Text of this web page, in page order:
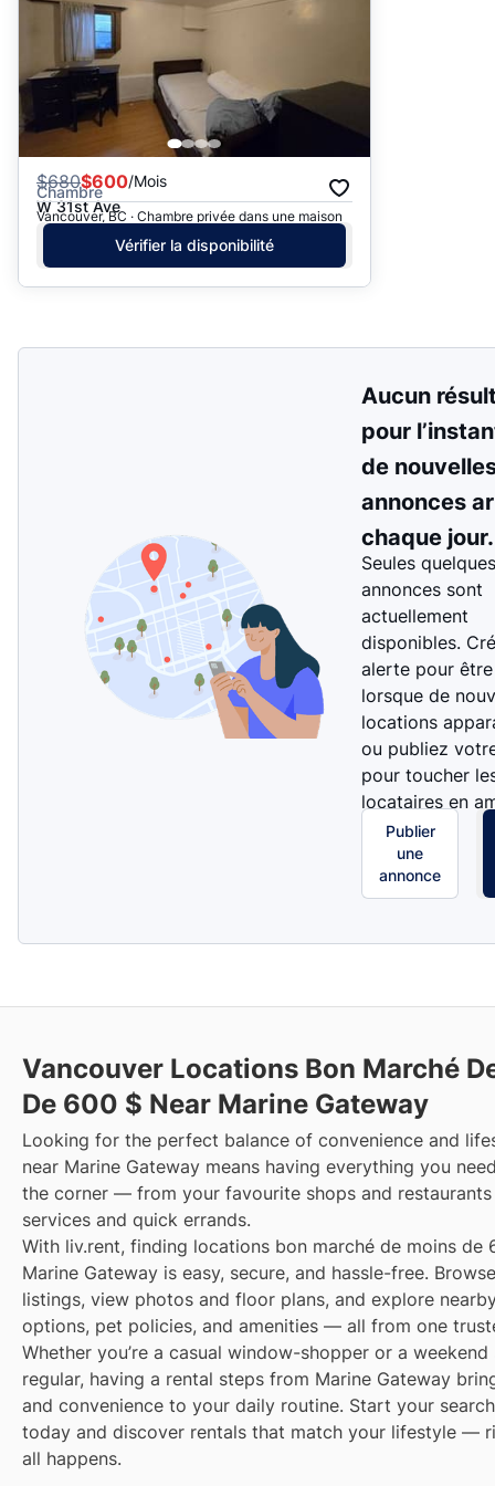
$680$600/Mois
Chambre
W 31st Ave
Vancouver, BC · Chambre privée dans une maison
Vérifier la disponibilité
Aucun
pour
de
annonces
chaque jour.
Seules quelques
annonces sont
actuellement
disponibles.
alerte pour
lorsque de
locations
ou publiez
pour toucher
locataires en
Publier
une
annonce
Vancouver Locations Bon Marché
De 600 $ Near Marine Gateway
Looking for the perfect balance of convenience and
near Marine Gateway means having everything you
the corner — from your favourite shops and
services and quick errands.
With liv.rent, finding locations bon marché de moins de
Marine Gateway is easy, secure, and hassle-free.
listings, view photos and floor plans, and explore
options, pet policies, and amenities — all from one
Whether you’re a casual window-shopper or a weekend
regular, having a rental steps from Marine Gateway
and convenience to your daily routine. Start your
today and discover rentals that match your lifestyle —
all happens.